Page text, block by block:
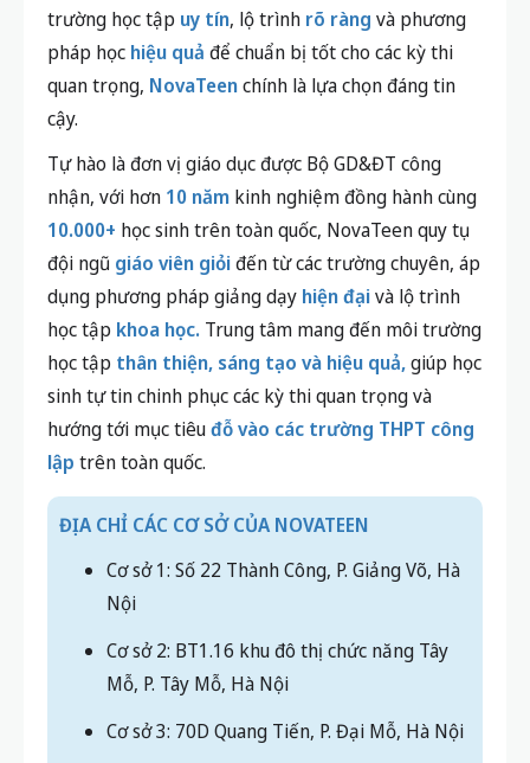
trường học tập uy tín, lộ trình rõ ràng và phương
pháp học hiệu quả để chuẩn bị tốt cho các kỳ thi
quan trọng, NovaTeenchính là lựa chọn đáng tin
cậy.
Tự hào là đơn vị giáo dục được Bộ GD&ĐT công
nhận, với hơn 10 năm kinh nghiệm đồng hành cùng
10.000+ học sinh trên toàn quốc, NovaTeen quy tụ
đội ngũ giáo viên giỏiđến từ các trường chuyên, áp
dụng phương pháp giảng dạy hiện đạivà lộ trình
học tập khoa học. Trung tâm mang đến môi trường
học tập thân thiện, sáng tạo và hiệu quả,giúp học
sinh tự tin chinh phục các kỳ thi quan trọng và
hướng tới mục tiêuđỗ vào các trường THPT công
lập trên toàn quốc.
ĐỊA CHỈ CÁC CƠ SỞ CỦA NOVATEEN
Cơ sở 1: Số 22 Thành Công, P. Giảng Võ, Hà
Nội
Cơ sở 2: BT1.16 khu đô thị chức năng Tây
Mỗ, P. Tây Mỗ, Hà Nội
Cơ sở 3: 70D Quang Tiến, P. Đại Mỗ, Hà Nội